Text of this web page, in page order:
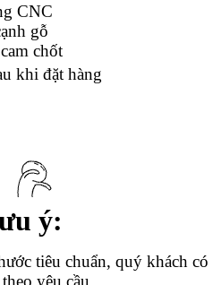
CNC
gỗ
chốt
khi đặt hàng
ý:
tiêu chuẩn, quý khách có
yêu cầu